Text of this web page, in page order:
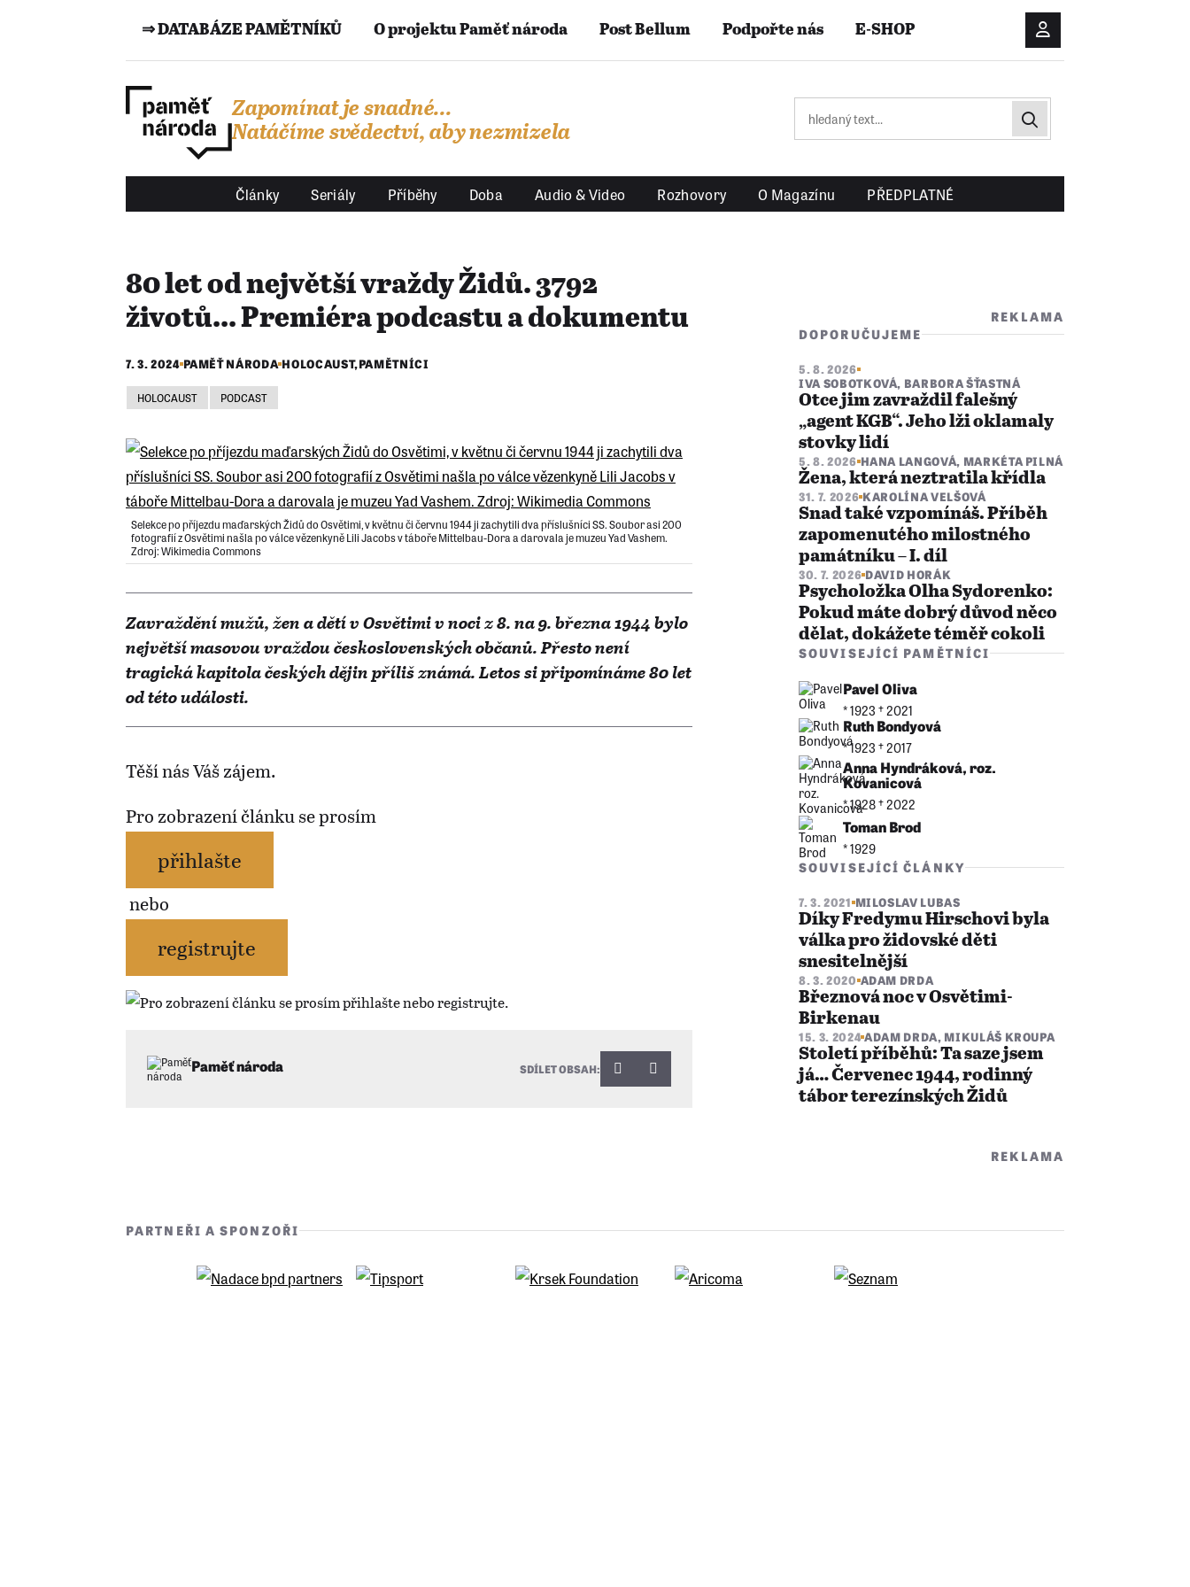
⇒ DATABÁZE PAMĚTNÍKŮ O projektu Paměť národa Post Bellum Podpořte nás E-SHOP
Přihlášení/
Zapomínat je snadné...
Natáčíme svědectví, aby nezmizela
Články Seriály Příběhy Doba Audio & Video Rozhovory O Magazínu PŘEDPLATNÉ
80 let od největší vraždy Židů. 3792
životů... Premiéra podcastu a dokumentu
7. 3. 2024 PAMĚŤ NÁRODA HOLOCAUST,PAMĚTNÍCI
HOLOCAUST PODCAST
Selekce po příjezdu maďarských Židů do Osvětimi, v květnu či červnu 1944 ji zachytili dva příslušníci SS. Soubor asi 200
fotografií z Osvětimi našla po válce vězenkyně Lili Jacobs v táboře Mittelbau-Dora a darovala je muzeu Yad Vashem.
Zdroj: Wikimedia Commons
Zavraždění mužů, žen a dětí v Osvětimi v noci z 8. na 9. března 1944 bylo
největší masovou vraždou československých občanů. Přesto není
tragická kapitola českých dějin příliš známá. Letos si připomínáme 80 let
od této události.
Těší nás Váš zájem.
Pro zobrazení článku se prosím
přihlašte
nebo
registrujte
Paměť národa SDÍLET OBSAH:
REKLAMA
DOPORUČUJEME
5. 8. 2026
IVA SOBOTKOVÁ, BARBORA ŠŤASTNÁ
Otce jim zavraždil falešný
„agent KGB“. Jeho lži oklamaly
stovky lidí
5. 8. 2026 HANA LANGOVÁ, MARKÉTA PILNÁ
Žena, která neztratila křídla
31. 7. 2026 KAROLÍNA VELŠOVÁ
Snad také vzpomínáš. Příběh
zapomenutého milostného
památníku – I. díl
30. 7. 2026 DAVID HORÁK
Psycholožka Olha Sydorenko:
Pokud máte dobrý důvod něco
dělat, dokážete téměř cokoli
SOUVISEJÍCÍ PAMĚTNÍCI
Pavel Oliva
* 1923 †︎ 2021
Ruth Bondyová
* 1923 †︎ 2017
Anna Hyndráková, roz.
Kovanicová
* 1928 †︎ 2022
Toman Brod
* 1929
SOUVISEJÍCÍ ČLÁNKY
7. 3. 2021 MILOSLAV LUBAS
Díky Fredymu Hirschovi byla
válka pro židovské děti
snesitelnější
8. 3. 2020 ADAM DRDA
Březnová noc v Osvětimi-
Birkenau
15. 3. 2024 ADAM DRDA, MIKULÁŠ KROUPA
Století příběhů: ​​​​​​​Ta saze jsem
já… Červenec 1944, rodinný
tábor terezínských Židů
REKLAMA
PARTNEŘI A SPONZOŘI